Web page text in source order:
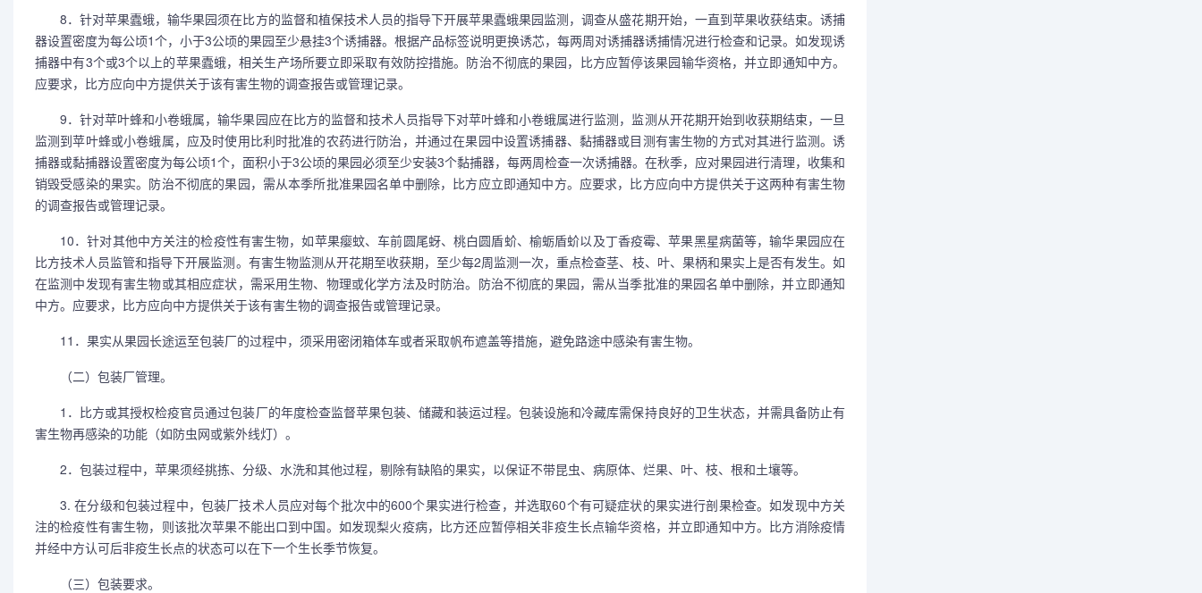
8．针对苹果蠹蛾，输华果园须在比方的监督和植保技术人员的指导下开展苹果蠹蛾果园监测，调查从盛花期开始，一直到苹果收获结束。诱捕
器设置密度为每公顷1个，小于3公顷的果园至少悬挂3个诱捕器。根据产品标签说明更换诱芯，每两周对诱捕器诱捕情况进行检查和记录。如发现诱
捕器中有3个或3个以上的苹果蠹蛾，相关生产场所要立即采取有效防控措施。防治不彻底的果园，比方应暂停该果园输华资格，并立即通知中方。
应要求，比方应向中方提供关于该有害生物的调查报告或管理记录。
9．针对苹叶蜂和小卷蛾属，输华果园应在比方的监督和技术人员指导下对苹叶蜂和小卷蛾属进行监测，监测从开花期开始到收获期结束，一旦
监测到苹叶蜂或小卷蛾属，应及时使用比利时批准的农药进行防治，并通过在果园中设置诱捕器、黏捕器或目测有害生物的方式对其进行监测。诱
捕器或黏捕器设置密度为每公顷1个，面积小于3公顷的果园必须至少安装3个黏捕器，每两周检查一次诱捕器。在秋季，应对果园进行清理，收集和
销毁受感染的果实。防治不彻底的果园，需从本季所批准果园名单中删除，比方应立即通知中方。应要求，比方应向中方提供关于这两种有害生物
的调查报告或管理记录。
10．针对其他中方关注的检疫性有害生物，如苹果瘿蚊、车前圆尾蚜、桃白圆盾蚧、榆蛎盾蚧以及丁香疫霉、苹果黑星病菌等，输华果园应在
比方技术人员监管和指导下开展监测。有害生物监测从开花期至收获期，至少每2周监测一次，重点检查茎、枝、叶、果柄和果实上是否有发生。如
在监测中发现有害生物或其相应症状，需采用生物、物理或化学方法及时防治。防治不彻底的果园，需从当季批准的果园名单中删除，并立即通知
中方。应要求，比方应向中方提供关于该有害生物的调查报告或管理记录。
11．果实从果园长途运至包装厂的过程中，须采用密闭箱体车或者采取帆布遮盖等措施，避免路途中感染有害生物。
（二）包装厂管理。
1．比方或其授权检疫官员通过包装厂的年度检查监督苹果包装、储藏和装运过程。包装设施和冷藏库需保持良好的卫生状态，并需具备防止有
害生物再感染的功能（如防虫网或紫外线灯）。
2．包装过程中，苹果须经挑拣、分级、水洗和其他过程，剔除有缺陷的果实，以保证不带昆虫、病原体、烂果、叶、枝、根和土壤等。
3. 在分级和包装过程中，包装厂技术人员应对每个批次中的600个果实进行检查，并选取60个有可疑症状的果实进行剖果检查。如发现中方关
注的检疫性有害生物，则该批次苹果不能出口到中国。如发现梨火疫病，比方还应暂停相关非疫生长点输华资格，并立即通知中方。比方消除疫情
并经中方认可后非疫生长点的状态可以在下一个生长季节恢复。
（三）包装要求。